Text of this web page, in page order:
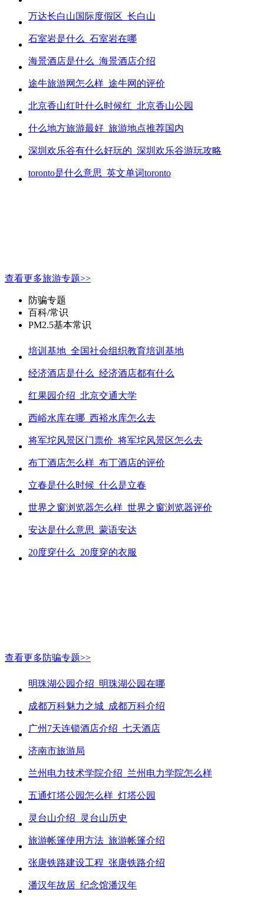
万达长白山国际度假区_长白山
石室岩是什么_石室岩在哪
海景酒店是什么_海景酒店介绍
途牛旅游网怎么样_途牛网的评价
北京香山红叶什么时候红_北京香山公园
什么地方旅游最好_旅游地点推荐国内
深圳欢乐谷有什么好玩的_深圳欢乐谷游玩攻略
toronto是什么意思_英文单词toronto
查看更多旅游专题>>
防骗专题
百科/常识
PM2.5基本常识
培训基地_全国社会组织教育培训基地
经济酒店是什么_经济酒店都有什么
红果园介绍_北京交通大学
西峪水库在哪_西裕水库怎么去
将军坨风景区门票价_将军坨风景区怎么去
布丁酒店怎么样_布丁酒店的评价
立春是什么时候_什么是立春
世界之窗浏览器怎么样_世界之窗浏览器评价
安达是什么意思_蒙语安达
20度穿什么_20度穿的衣服
查看更多防骗专题>>
明珠湖公园介绍_明珠湖公园在哪
成都万科魅力之城_成都万科介绍
广州7天连锁酒店介绍_七天酒店
济南市旅游局
兰州电力技术学院介绍_兰州电力学院怎么样
五通灯塔公园怎么样_灯塔公园
灵台山介绍_灵台山历史
旅游帐篷使用方法_旅游帐篷介绍
张唐铁路建设工程_张唐铁路介绍
潘汉年故居_纪念馆潘汉年